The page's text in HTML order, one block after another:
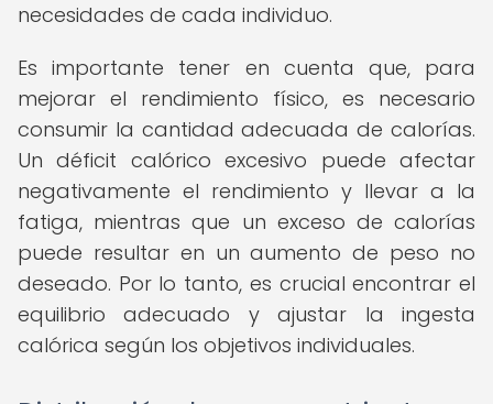
necesidades de cada individuo.
Es importante tener en cuenta que, para
mejorar el rendimiento físico, es necesario
consumir la cantidad adecuada de calorías.
Un déficit calórico excesivo puede afectar
negativamente el rendimiento y llevar a la
fatiga, mientras que un exceso de calorías
puede resultar en un aumento de peso no
deseado. Por lo tanto, es crucial encontrar el
equilibrio adecuado y ajustar la ingesta
calórica según los objetivos individuales.